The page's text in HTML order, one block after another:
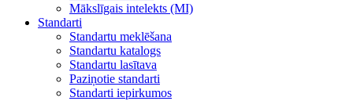
Mākslīgais intelekts (MI)
Standarti
Standartu meklēšana
Standartu katalogs
Standartu lasītava
Paziņotie standarti
Standarti iepirkumos